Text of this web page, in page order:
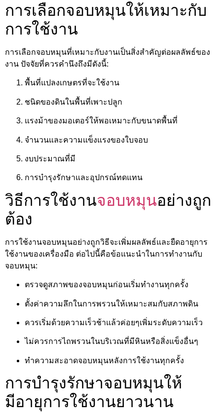
การเลือกจอบหมุนให้เหมาะกับ
การใช้งาน
การเลือกจอบหมุนที่เหมาะกับงานเป็นสิ่งสำคัญต่อผลลัพธ์ของ
งาน ปัจจัยที่ควรคำนึงถึงมีดังนี้:
พื้นที่แปลงเกษตรที่จะใช้งาน
ชนิดของดินในพื้นที่เพาะปลูก
แรงม้าของมอเตอร์ให้พอเหมาะกับขนาดพื้นที่
จำนวนและความแข็งแรงของใบจอบ
งบประมาณที่มี
การบำรุงรักษาและอุปกรณ์ทดแทน
วิธีการใช้งานจอบหมุนอย่างถูก
ต้อง
การใช้งานจอบหมุนอย่างถูกวิธีจะเพิ่มผลลัพธ์และยืดอายุการ
ใช้งานของเครื่องมือ ต่อไปนี้คือข้อแนะนำในการทำงานกับ
จอบหมุน:
ตรวจดูสภาพของจอบหมุนก่อนเริ่มทำงานทุกครั้ง
ตั้งค่าความลึกในการพรวนให้เหมาะสมกับสภาพดิน
ควรเริ่มด้วยความเร็วช้าแล้วค่อยๆเพิ่มระดับความเร็ว
ไม่ควรการไถพรวนในบริเวณที่มีหินหรือสิ่งแข็งอื่นๆ
ทำความสะอาดจอบหมุนหลังการใช้งานทุกครั้ง
การบำรุงรักษาจอบหมุนให้
มีอายุการใช้งานยาวนาน